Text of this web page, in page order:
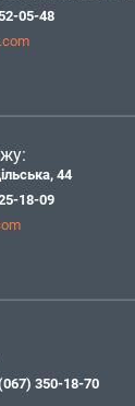
05-48
44
18-09
350-18-70